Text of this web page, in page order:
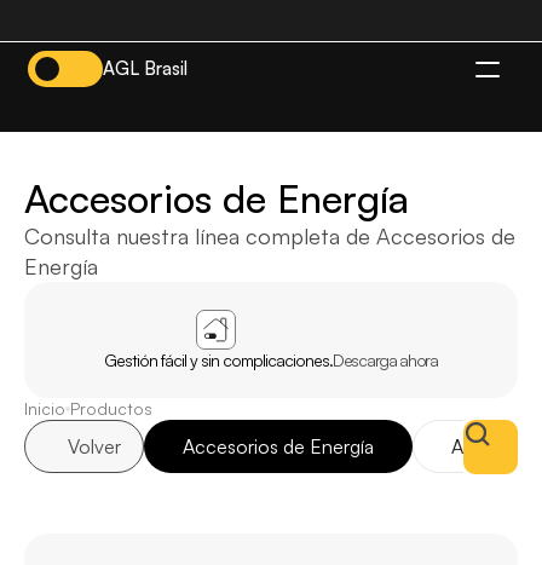
AGL Brasil
Accesorios de Energía
Consulta nuestra línea completa de Accesorios de
Energía
Gestión fácil y sin complicaciones.Descarga ahora
Inicio Productos
Volver Accesorios de Energía